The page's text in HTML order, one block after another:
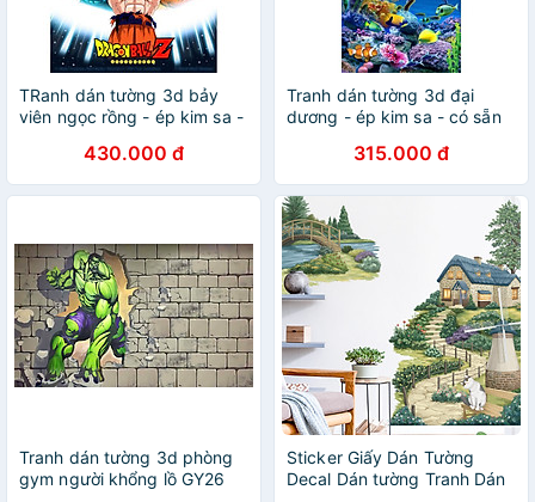
TRanh dán tường 3d bảy
viên ngọc rồng - ép kim sa -
430.000 đ
Tranh dán tường 3d đại
dương - ép kim sa - có sẵn
315.000 đ
Tranh dán tường 3d phòng
gym người khổng lồ GY26
Sticker Giấy Dán Tường
Decal Dán tường Tranh Dán